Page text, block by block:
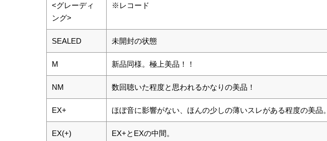
<グレーディ
ング>
※レコード
SEALED 未開封の状態
M 新品同様。極上美品！！
NM 数回聴いた程度と思われるかなりの美品！
EX+ ほぼ音に影響がない、ほんの少しの薄いスレがある程度の美品。
EX(+) EX+とEXの中間。